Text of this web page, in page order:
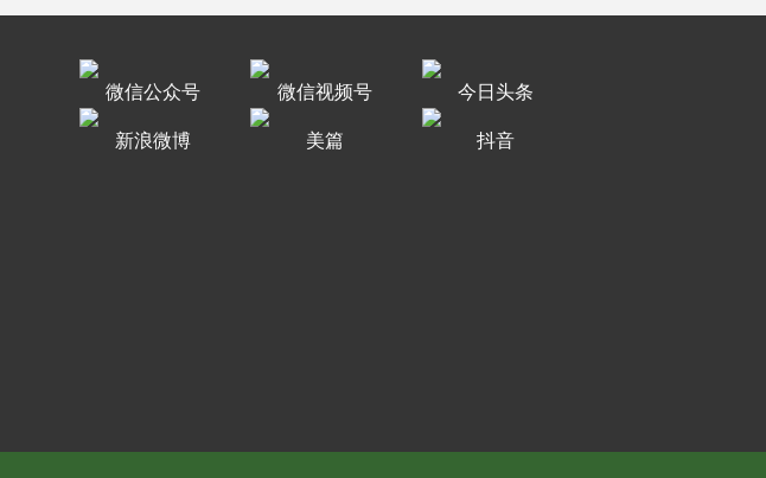
微信公众号 微信视频号 今日头条
新浪微博 美篇 抖音